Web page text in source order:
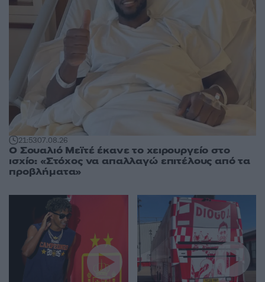
21:5307.08.26
Ο Σουαλιό Μεϊτέ έκανε το χειρουργείο στο
ισχίο: «Στόχος να απαλλαγώ επιτέλους από τα
προβλήματα»